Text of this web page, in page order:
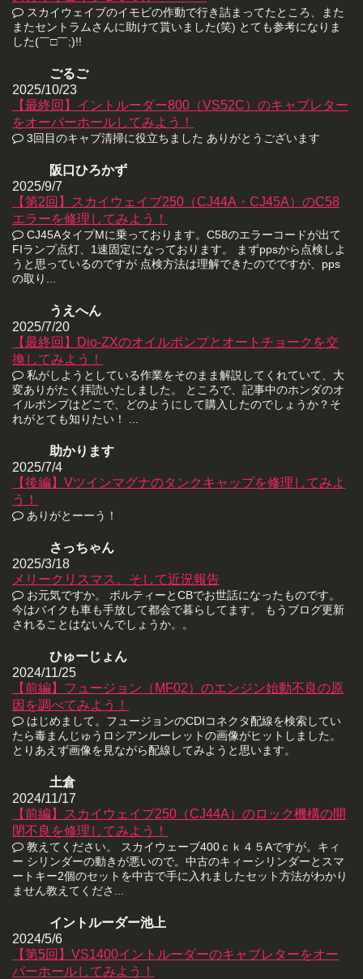
スカイウェイブのイモビの作動で行き詰まってたところ、また
またセントラムさんに助けて貰いました(笑) とても参考になりま
した(￣□￣;)!!
ごるご
2025/10/23
【最終回】イントルーダー800（VS52C）のキャブレター
をオーバーホールしてみよう！
3回目のキャブ清掃に役立ちました ありがとうございます
阪口ひろかず
2025/9/7
【第2回】スカイウェイブ250（CJ44A・CJ45A）のC58
エラーを修理してみよう！
CJ45AタイプMに乗っております。C58のエラーコードが出て
FIランプ点灯、1速固定になっております。 まずppsから点検しよ
うと思っているのですが 点検方法は理解できたのでですが、pps
の取り...
うえへん
2025/7/20
【最終回】Dio-ZXのオイルポンプとオートチョークを交
換してみよう！
私がしようとしている作業をそのまま解説してくれていて、大
変ありがたく拝読いたしました。 ところで、記事中のホンダのオ
イルポンプはどこで、どのようにして購入したのでしょうか？そ
れがとても知りたい！ ...
助かります
2025/7/4
【後編】Vツインマグナのタンクキャップを修理してみよ
う！
ありがとーーう！
さっちゃん
2025/3/18
メリークリスマス。そして近況報告
お元気ですか。 ボルティーとCBでお世話になったものです。
今はバイクも車も手放して都会で暮らしてます。 もうブログ更新
されることはないんでしょうか。。
ひゅーじょん
2024/11/25
【前編】フュージョン（MF02）のエンジン始動不良の原
因を調べてみよう！
はじめまして。フュージョンのCDIコネクタ配線を検索してい
たら毒まんじゅうロシアンルーレットの画像がヒットしました。
とりあえず画像を見ながら配線してみようと思います。
土倉
2024/11/17
【前編】スカイウェイブ250（CJ44A）のロック機構の開
閉不良を修理してみよう！
教えてください。 スカイウェーブ400ｃｋ４５Aですが。キィ
ー シリンダーの動きが悪いので。中古のキィーシリンダーとスマ
ートキー2個のセットを中古で手に入れましたセット方法がわかり
ません教えてくださ...
イントルーダー池上
2024/5/6
【第5回】VS1400イントルーダーのキャブレターをオー
バーホールしてみよう！